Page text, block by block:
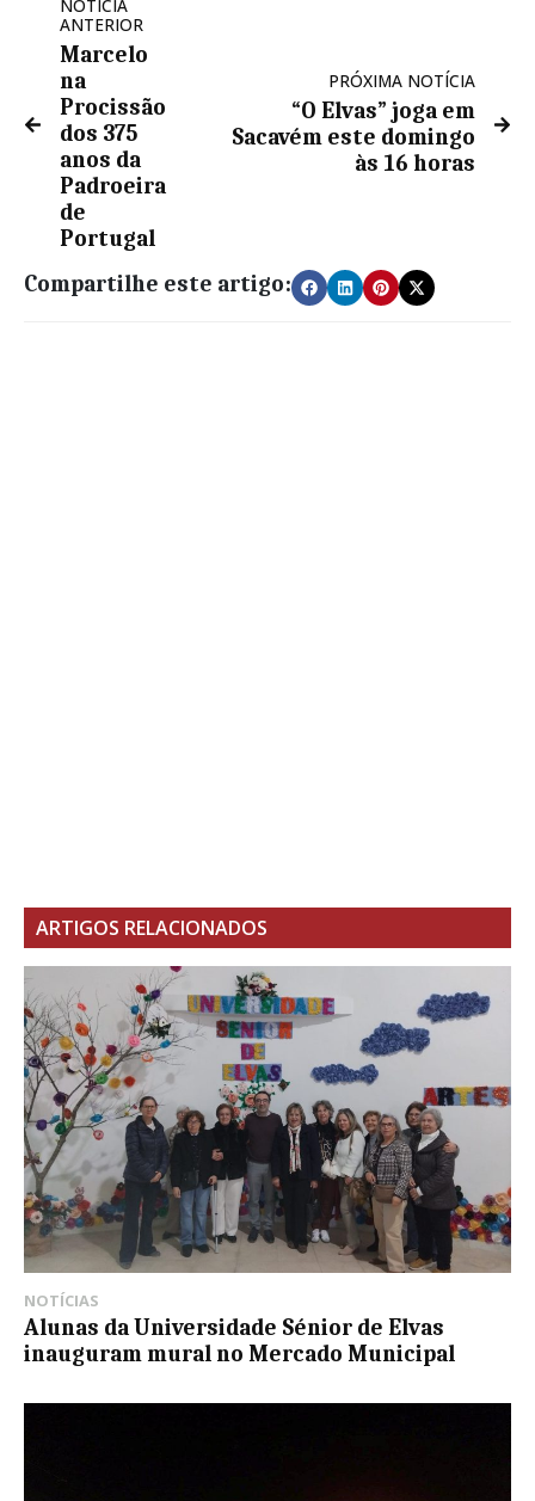
NOTÍCIA
ANTERIOR
Marcelo
na
Procissão
dos 375
anos da
Padroeira
de
Portugal
PRÓXIMA NOTÍCIA
“O Elvas” joga em
Sacavém este domingo
às 16 horas
Compartilhe este artigo:
ARTIGOS RELACIONADOS
NOTÍCIAS
Alunas da Universidade Sénior de Elvas
inauguram mural no Mercado Municipal